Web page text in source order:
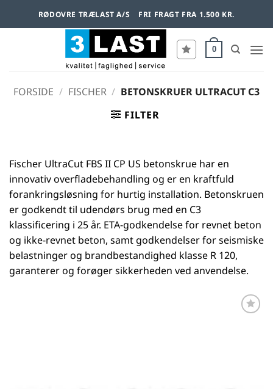
RØDOVRE TRÆLAST A/S FRI FRAGT FRA 1.500 KR.
0
FORSIDE / FISCHER / BETONSKRUER ULTRACUT C3
FILTER
Fischer UltraCut FBS II CP US betonskrue har en
innovativ overfladebehandling og er en kraftfuld
forankringsløsning for hurtig installation. Betonskruen
er godkendt til udendørs brug med en C3
klassificering i 25 år. ETA-godkendelse for revnet beton
og ikke-revnet beton, samt godkendelser for seismiske
belastninger og brandbestandighed klasse R 120,
garanterer og forøger sikkerheden ved anvendelse.